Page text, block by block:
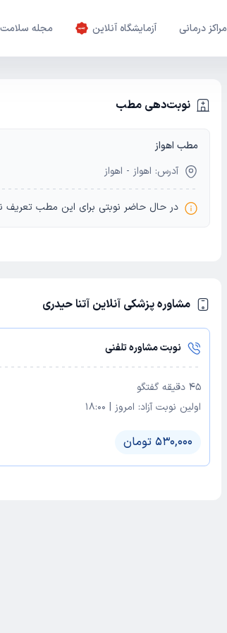
مراکز درمانی آزمایشگاه آنلاین مجله سلامت
نوبت‌دهی مطب
مطب اهواز
آدرس: اهواز - اهواز
در حال حاضر نوبتی برای این مطب تعریف
مشاوره پزشکی آنلاین آتنا حیدری
نوبت مشاوره تلفنی
45 دقیقه گفتگو
اولین نوبت آزاد: امروز |
18:00
530,000 تومان